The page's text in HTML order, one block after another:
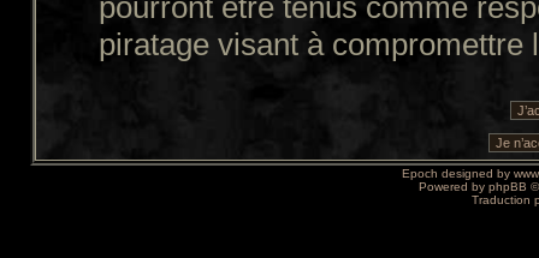
pourront être tenus comme
piratage visant à compromettre
Epoch designed by
Powered by phpBB
Traduction